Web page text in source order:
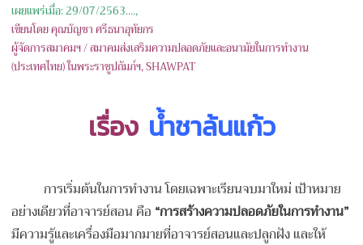
เผยแพร่เมื่อ: 29/07/2563....,
เขียนโดย คุณบัญชา ศรีธนาอุทัยกร
ผู้จัดการสมาคมฯ / สมาคมส่งเสริมความปลอดภัยและอนามัยในการทำงาน
(ประเทศไทย) ในพระราชูปถัมภ์ฯ, SHAWPAT
เรื่องน้ำชาล้นแก้ว
การเริ่มต้นในการทำงาน โดยเฉพาะเรียนจบมาใหม่ เป้าหมาย
อย่างเดียวที่อาจารย์สอน คือ “การสร้างความปลอดภัยในการทำงาน”
มีความรู้และเครื่องมือมากมายที่อาจารย์สอนและปลูกฝัง และให้